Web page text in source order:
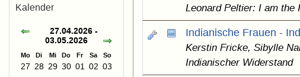
Leonard Peltier: I am the
Indianische Frauen -
Kerstin Fricke, Sibylle
Indianischer Widerstand
Kalender
27.04.2026 -
03.05.2026
Mo Di Mi Do Fr Sa So
27 28 29 30 01 02 03